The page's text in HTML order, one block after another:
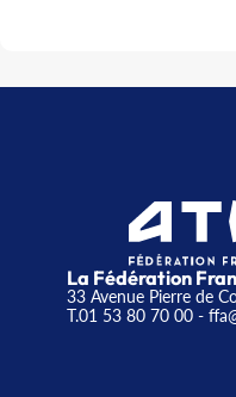
La Fédération
33 Avenue Pierre de
T.01 53 80 70 00-